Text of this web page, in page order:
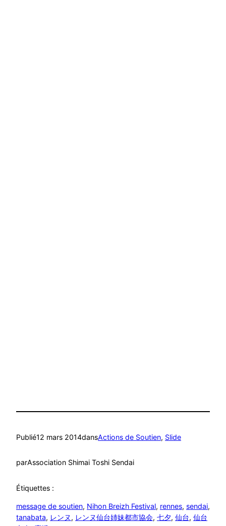
Publié12 mars 2014dansActions de Soutien, Slide
parAssociation Shimai Toshi Sendai
Étiquettes :
message de soutien, Nihon Breizh Festival, rennes, sendai
tanabata, レンヌ , レンヌ仙台姉妹都市協会, 七夕, 仙台, 仙台